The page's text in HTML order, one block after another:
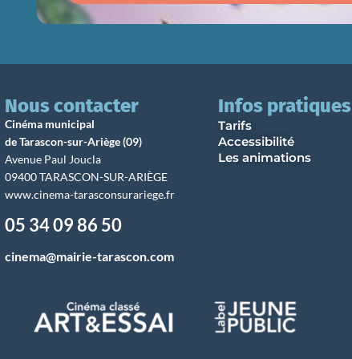
Nous contacter
Cinéma municipal
de Tarascon-sur-Ariège (09)
Avenue Paul Joucla
09400 TARASCON-SUR-ARIÈGE
www.cinema-tarasconsurariege.fr
05 34 09 86 50
cinema@mairie-tarascon.com
Infos pratiques
Tarifs
Accessibilité
Les animations